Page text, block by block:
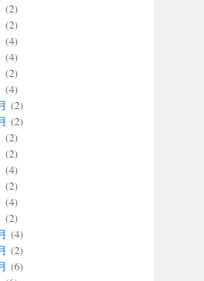
(2)
(2)
(4)
(4)
(2)
(4)
(2)
(2)
(2)
(2)
(4)
(2)
(4)
(2)
(4)
(2)
(6)